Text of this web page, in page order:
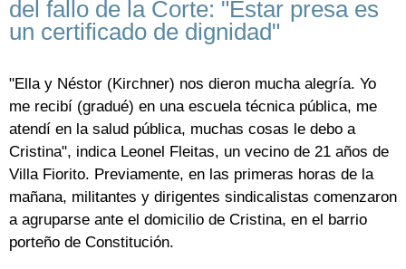
del fallo de la Corte: "Estar presa es
un certificado de dignidad"
"Ella y Néstor (Kirchner) nos dieron mucha alegría. Yo
me recibí (gradué) en una escuela técnica pública, me
atendí en la salud pública, muchas cosas le debo a
Cristina", indica Leonel Fleitas, un vecino de 21 años de
Villa Fiorito. Previamente, en las primeras horas de la
mañana, militantes y dirigentes sindicalistas comenzaron
a agruparse ante el domicilio de Cristina, en el barrio
porteño de Constitución.